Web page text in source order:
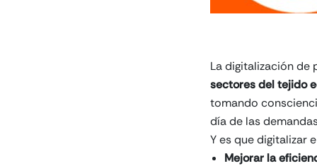
La digitalización de
sectores del tejido
tomando
día de las
Y es que digitalizar
Mejorar la